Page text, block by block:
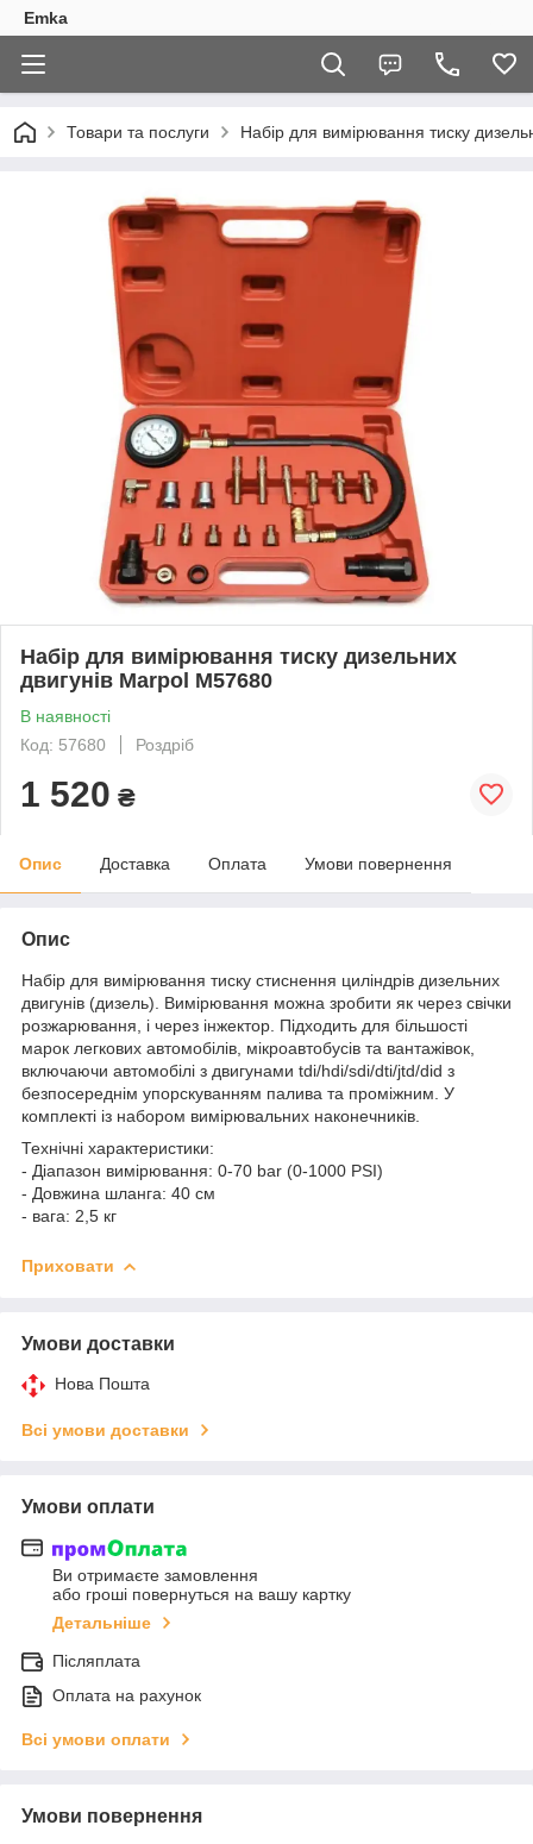
Emka
Товари та послуги Набір для вимірювання тиску
Набір для вимірювання тиску дизельних
двигунів Marpol M57680
В наявності
Код: 57680
Роздріб
1 520 ₴
Опис Доставка Оплата Умови повернення
Опис
Набір для вимірювання тиску стиснення циліндрів дизельних
двигунів (дизель). Вимірювання можна зробити як через свічки
розжарювання, і через інжектор. Підходить для більшості
марок легкових автомобілів, мікроавтобусів та вантажівок,
включаючи автомобілі з двигунами tdi/hdi/sdi/dti/jtd/did з
безпосереднім упорскуванням палива та проміжним. У
комплекті із набором вимірювальних наконечників.
Технічні характеристики:
- Діапазон вимірювання: 0-70 bar (0-1000 PSI)
- Довжина шланга: 40 см
- вага: 2,5 кг
Приховати
Умови доставки
Нова Пошта
Всі умови доставки
Умови оплати
Ви отримаєте замовлення
або гроші повернуться на вашу картку
Детальніше
Післяплата
Оплата на рахунок
Всі умови оплати
Умови повернення